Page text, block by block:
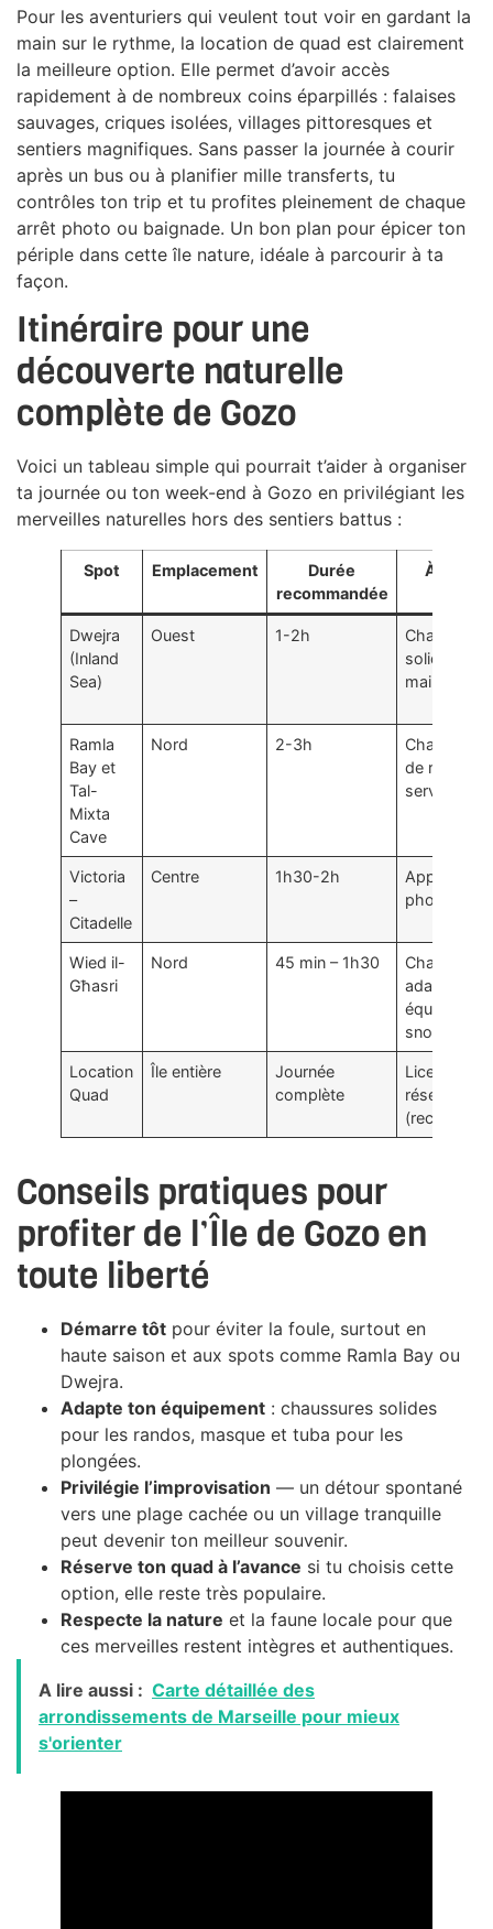
Pour les aventuriers qui veulent tout voir en gardant la
main sur le rythme, la location de quad est clairement
la meilleure option. Elle permet d’avoir accès
rapidement à de nombreux coins éparpillés : falaises
sauvages, criques isolées, villages pittoresques et
sentiers magnifiques. Sans passer la journée à courir
après un bus ou à planifier mille transferts, tu
contrôles ton trip et tu profites pleinement de chaque
arrêt photo ou baignade. Un bon plan pour épicer ton
périple dans cette île nature, idéale à parcourir à ta
façon.
Itinéraire pour une
découverte naturelle
complète de Gozo
Voici un tableau simple qui pourrait t’aider à organiser
ta journée ou ton week-end à Gozo en privilégiant les
merveilles naturelles hors des sentiers battus :
Spot Emplacement
Durée
recommandée
À
Dwejra
(Inland
Sea)
Ouest 1-2h
Chaussures
solides,
maillot de
Ramla
Bay et
Tal-
Mixta
Cave
Nord 2-3h
Chaussures
de
serviette
Victoria
–
Citadelle
Centre 1h30-2h
Appareil
photo, eau
Wied il-
Għasri
Nord 45 min – 1h30
Chaussures
adaptées,
équipement
snorkeling
Location
Quad
Île entière
Journée
complète
Licence et
Conseils pratiques pour
profiter de l’Île de Gozo en
toute liberté
Démarre tôt pour éviter la foule, surtout en
haute saison et aux spots comme Ramla Bay ou
Dwejra.
Adapte ton équipement : chaussures solides
pour les randos, masque et tuba pour les
plongées.
Privilégie l’improvisation — un détour spontané
vers une plage cachée ou un village tranquille
peut devenir ton meilleur souvenir.
Réserve ton quad à l’avance si tu choisis cette
option, elle reste très populaire.
Respecte la nature et la faune locale pour que
ces merveilles restent intègres et authentiques.
A lire aussi : Carte détaillée des
arrondissements de Marseille pour mieux
s'orienter